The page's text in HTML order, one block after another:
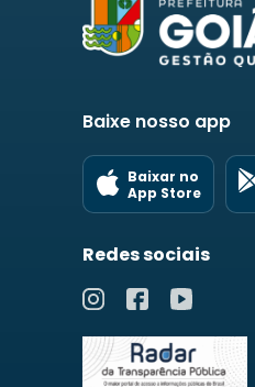
Baixe nosso app
Baixar no
App Store
Redes sociais